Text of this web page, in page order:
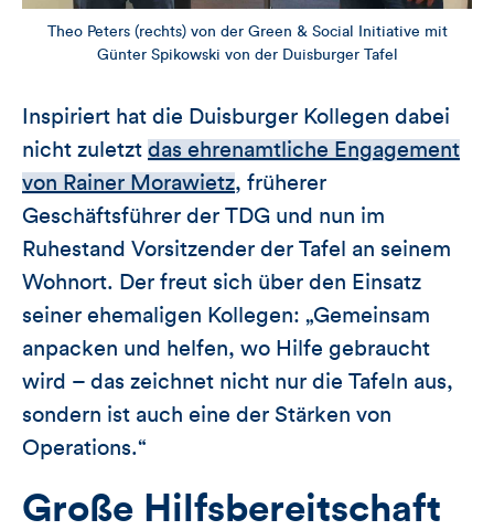
Theo Peters (rechts) von der Green & Social Initiative mit
Günter Spikowski von der Duisburger Tafel
Inspiriert hat die Duisburger Kollegen dabei
nicht zuletzt das ehrenamtliche Engagement
von Rainer Morawietz, früherer
Geschäftsführer der TDG und nun im
Ruhestand Vorsitzender der Tafel an seinem
Wohnort. Der freut sich über den Einsatz
seiner ehemaligen Kollegen: „Gemeinsam
anpacken und helfen, wo Hilfe gebraucht
wird – das zeichnet nicht nur die Tafeln aus,
sondern ist auch eine der Stärken von
Operations.“
Große Hilfsbereitschaft